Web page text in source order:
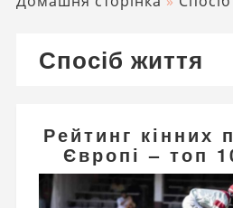
Спосіб життя
Рейтинг кінних
Європі – топ